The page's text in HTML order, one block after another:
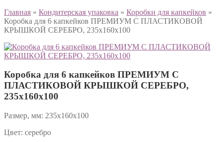
Главная » Кондитерская упаковка » Коробки для капкейков »
Коробка для 6 капкейков ПРЕМИУМ С ПЛАСТИКОВОЙ
КРЫШКОЙ СЕРЕБРО, 235х160х100
Коробка для 6 капкейков ПРЕМИУМ С
ПЛАСТИКОВОЙ КРЫШКОЙ СЕРЕБРО,
235х160х100
Размер, мм: 235х160х100
Цвет: серебро